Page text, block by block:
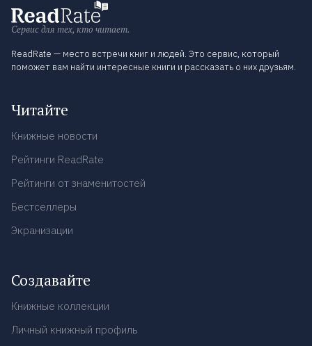
Сервис для тех, кто читает.
ReadRate — место встречи книг и людей. Это сервис, который
поможет вам найти интересные книги и рассказать о них друзьям.
Читайте
Книжные новости
Рейтинги ReadRate
Рейтинги от знаменитостей
Бестселлеры
Экранизации
Создавайте
Книжные коллекции
Личный книжный профиль